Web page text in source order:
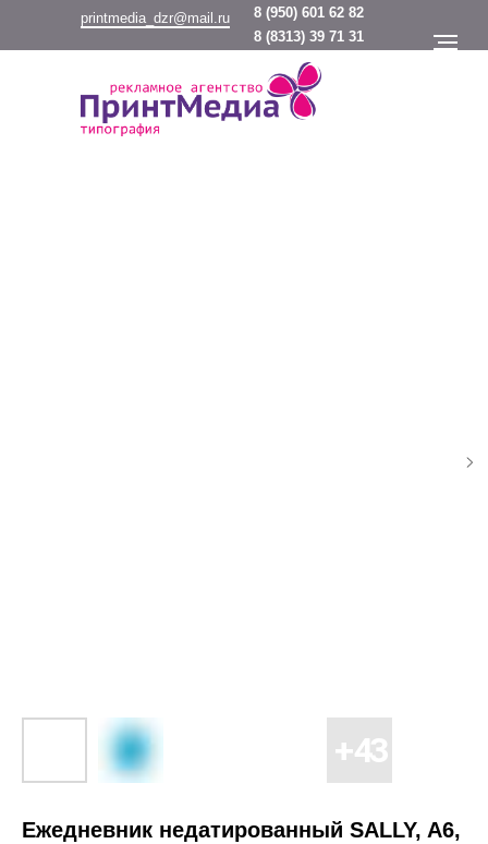
8 (950) 601 62 82
printmedia_dzr@mail.ru
8 (8313) 39 71 31
Ежедневник недатированный SALLY, A6,